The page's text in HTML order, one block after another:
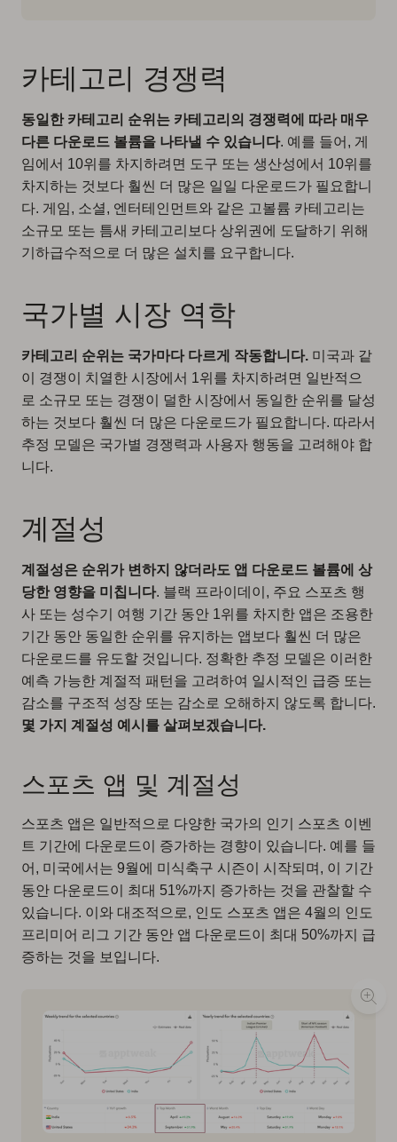
카테고리 경쟁력
동일한 카테고리 순위는 카테고리의 경쟁력에 따라 매우
다른 다운로드 볼륨을 나타낼 수 있습니다. 예를 들어, 게
임에서 10위를 차지하려면 도구 또는 생산성에서 10위를
차지하는 것보다 훨씬 더 많은 일일 다운로드가 필요합니
다. 게임, 소셜, 엔터테인먼트와 같은 고볼륨 카테고리는
소규모 또는 틈새 카테고리보다 상위권에 도달하기 위해
기하급수적으로 더 많은 설치를 요구합니다.
국가별 시장 역학
카테고리 순위는 국가마다 다르게 작동합니다. 미국과 같
이 경쟁이 치열한 시장에서 1위를 차지하려면 일반적으
로 소규모 또는 경쟁이 덜한 시장에서 동일한 순위를 달성
하는 것보다 훨씬 더 많은 다운로드가 필요합니다. 따라서
추정 모델은 국가별 경쟁력과 사용자 행동을 고려해야 합
니다.
계절성
계절성은 순위가 변하지 않더라도 앱 다운로드 볼륨에 상
당한 영향을 미칩니다. 블랙 프라이데이, 주요 스포츠 행
사 또는 성수기 여행 기간 동안 1위를 차지한 앱은 조용한
기간 동안 동일한 순위를 유지하는 앱보다 훨씬 더 많은
다운로드를 유도할 것입니다. 정확한 추정 모델은 이러한
예측 가능한 계절적 패턴을 고려하여 일시적인 급증 또는
감소를 구조적 성장 또는 감소로 오해하지 않도록 합니다.
몇 가지 계절성 예시를 살펴보겠습니다.
스포츠 앱 및 계절성
스포츠 앱은 일반적으로 다양한 국가의 인기 스포츠 이벤
트 기간에 다운로드이 증가하는 경향이 있습니다. 예를 들
어, 미국에서는 9월에 미식축구 시즌이 시작되며, 이 기간
동안 다운로드이 최대 51%까지 증가하는 것을 관찰할 수
있습니다. 이와 대조적으로, 인도 스포츠 앱은 4월의 인도
프리미어 리그 기간 동안 앱 다운로드이 최대 50%까지 급
증하는 것을 보입니다.